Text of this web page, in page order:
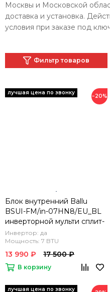
Москвы и Московской
доставка и установка.
условия при заказе под
Фильтр товаров
−20%
Блок внутренний Ballu
BSUI-FM/in-07HN8/EU_BL
инверторной мульти сплит-
системы
Инвертор: да
Мощность: 7 BTU
13 990 ₽ 17 500 ₽
В корзину